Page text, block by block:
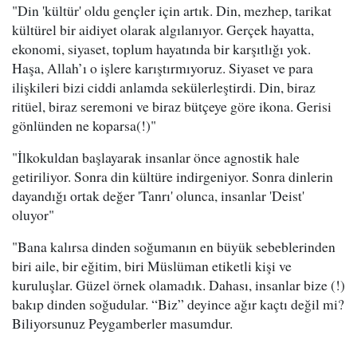
"Din 'kültür' oldu gençler için artık. Din, mezhep, tarikat
kültürel bir aidiyet olarak algılanıyor. Gerçek hayatta,
ekonomi, siyaset, toplum hayatında bir karşıtlığı yok.
Haşa, Allah’ı o işlere karıştırmıyoruz. Siyaset ve para
ilişkileri bizi ciddi anlamda sekülerleştirdi. Din, biraz
ritüel, biraz seremoni ve biraz bütçeye göre ikona. Gerisi
gönlünden ne koparsa(!)"
"İlkokuldan başlayarak insanlar önce agnostik hale
getiriliyor. Sonra din kültüre indirgeniyor. Sonra dinlerin
dayandığı ortak değer 'Tanrı' olunca, insanlar 'Deist'
oluyor"
"Bana kalırsa dinden soğumanın en büyük sebeblerinden
biri aile, bir eğitim, biri Müslüman etiketli kişi ve
kuruluşlar. Güzel örnek olamadık. Dahası, insanlar bize (!)
bakıp dinden soğudular. “Biz” deyince ağır kaçtı değil mi?
Biliyorsunuz Peygamberler masumdur.